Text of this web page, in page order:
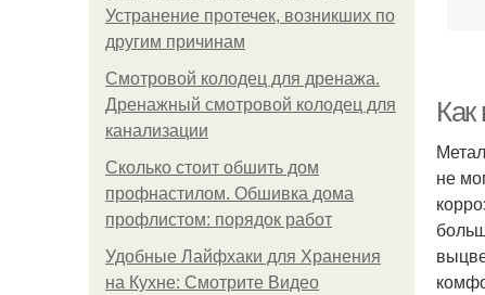
Устранение протечек, возникших по
другим причинам
Смотровой колодец для дренажа.
Дренажный смотровой колодец для
канализации
Сколько стоит обшить дом
профнастилом. Обшивка дома
профлистом: порядок работ
Удобные Лайфхаки для Хранения
на Кухне: Смотрите Видео
не